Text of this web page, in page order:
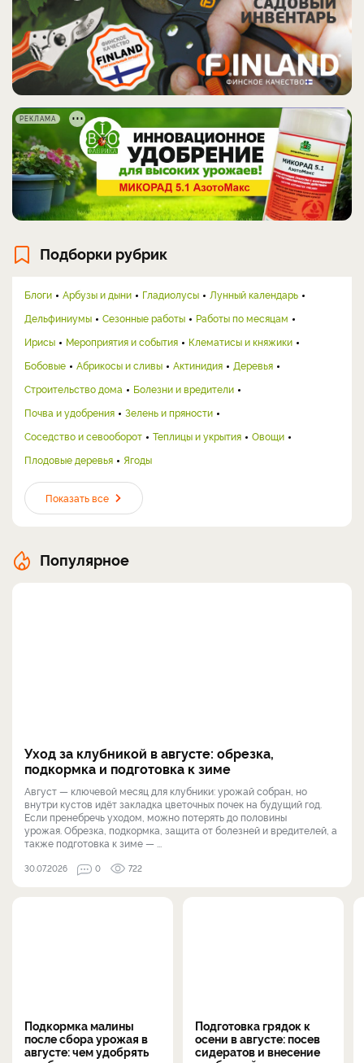
РЕКЛАМА
Подборки рубрик
Блоги Арбузы и дыни Гладиолусы
Лунный календарь
Дельфиниумы
Сезонные работы
Работы по месяцам
Ирисы
Мероприятия и события
Клематисы и княжики
Бобовые
Абрикосы и сливы Актинидия
Деревья
Строительство дома
Болезни и вредители
Почва и удобрения
Зелень и пряности
Соседство и севооборот
Теплицы и укрытия
Овощи
Плодовые деревья
Ягоды
Показать все
Популярное
Уход за клубникой в августе: обрезка,
подкормка и подготовка к зиме
Август — ключевой месяц для клубники: урожай собран, но
внутри кустов идёт закладка цветочных почек на будущий год.
Если пренебречь уходом, можно потерять до половины
урожая. Обрезка, подкормка, защита от болезней и вредителей, а
также подготовка к зиме — ...
30.07.2026 0 722
Подкормка малины
после сбора урожая в
августе: чем удобрять
Подготовка грядок к
осени в августе: посев
сидератов и внесение